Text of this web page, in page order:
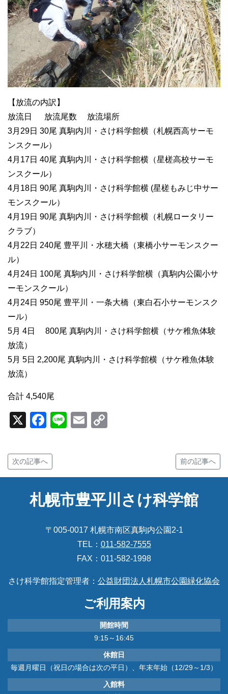
【放流の内訳】
放流日 放流尾数 放流場所
3月29日 30尾 真駒内川・さけ科学館横（札幌西高サーモ
ンスクール）
4月17日 40尾 真駒内川・さけ科学館横（星槎高校サーモ
ンスクール）
4月18日 90尾 真駒内川・さけ科学館横 (星槎もみじ中サー
モンスクール）
4月19日 90尾 真駒内川・さけ科学館横（札幌ロータリー
クラブ）
4月22日 240尾 豊平川・水穂大橋（東橋小サーモンスクー
ル）
4月24日 100尾 真駒内川・さけ科学館横（真駒内公園小サ
ーモンスクール）
4月24日 950尾 豊平川・一条大橋（東白石小サーモンスク
ール）
5月 4日 800尾 真駒内川・さけ科学館横（サケ稚魚体験
放流）
5月 5日 2,200尾 真駒内川・さけ科学館横（サケ稚魚体験
放流）
合計 4,540尾
X Facebook
LineEmail
次の記事へ 前の記事へ
札幌市豊平川さけ科学館
〒005-0017 札幌市南区真駒内公園2-1
TEL： 011-582-7555
FAX：011-582-1998
さけ科学館指定管理者： 公益財団法人札幌市公園緑化協会
ご利用案内
開館時間
9:15～16:45
休館日
毎週月曜日（祝日の場合は次の平日）、年末年始（12/29～1/3）
入館料